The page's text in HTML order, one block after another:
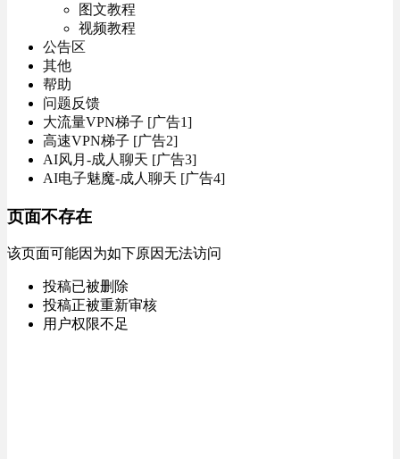
图文教程
视频教程
公告区
其他
帮助
问题反馈
大流量VPN梯子 [广告1]
高速VPN梯子 [广告2]
AI风月-成人聊天 [广告3]
AI电子魅魔-成人聊天 [广告4]
页面不存在
该页面可能因为如下原因无法访问
投稿已被删除
投稿正被重新审核
用户权限不足